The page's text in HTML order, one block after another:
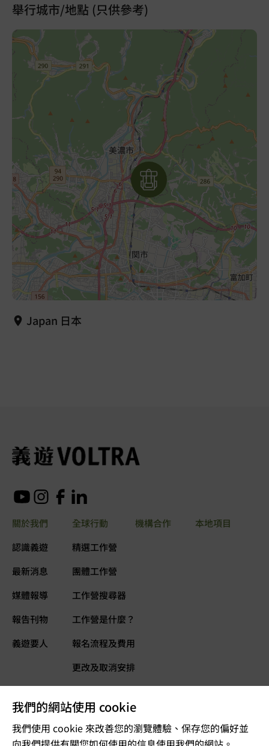
我們的網站使用 cookie
我們使用 cookie 來改善您的瀏覽體驗、保存您的偏好並
舉行城市/地點 (只供參考)
Japan 日本
關於我們
認識義遊
最新消息
媒體報導
報告刊物
義遊要人
全球行動
精選工作營
團體工作營
工作營搜尋器
工作營是什麼？
報名流程及費用
更改及取消安排
本地項目
義遊網誌
機構合作
立即捐款